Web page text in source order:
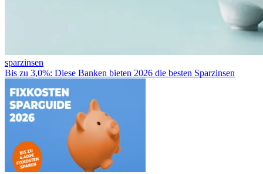
sparzinsen
Bis zu 3,0%: Diese Banken bieten 2026 die besten Sparzinsen